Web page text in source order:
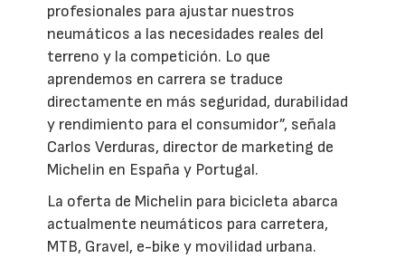
profesionales para ajustar nuestros
neumáticos a las necesidades reales del
terreno y la competición. Lo que
aprendemos en carrera se traduce
directamente en más seguridad, durabilidad
y rendimiento para el consumidor”, señala
Carlos Verduras, director de marketing de
Michelin en España y Portugal.
La oferta de Michelin para bicicleta abarca
actualmente neumáticos para carretera,
MTB, Gravel, e-bike y movilidad urbana.